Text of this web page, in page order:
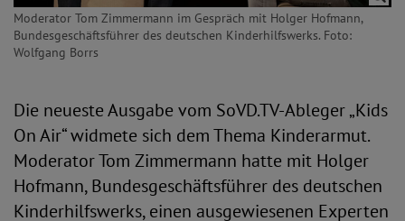
Moderator Tom Zimmermann im Gespräch mit Holger Hofmann,
Bundesgeschäftsführer des deutschen Kinderhilfswerks. Foto:
Wolfgang Borrs
Die neueste Ausgabe vom SoVD.TV-Ableger „Kids
On Air“ widmete sich dem Thema Kinderarmut.
Moderator Tom Zimmermann hatte mit Holger
Hofmann, Bundesgeschäftsführer des deutschen
Kinderhilfswerks, einen ausgewiesenen Experten